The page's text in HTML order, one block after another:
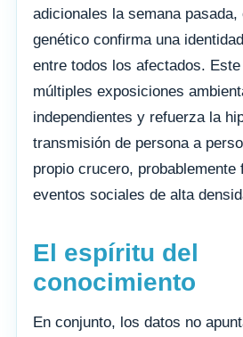
adicionales la semana pasada,
genético confirma una
entre todos los afectados.
múltiples exposiciones
independientes y refuerza la
transmisión de persona a
propio crucero, probablemente
eventos sociales de alta
El espíritu del
conocimiento
En conjunto, los datos no